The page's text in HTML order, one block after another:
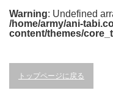
Warning: Undefined
/home/army/ani-
content/themes/
トップページに戻る